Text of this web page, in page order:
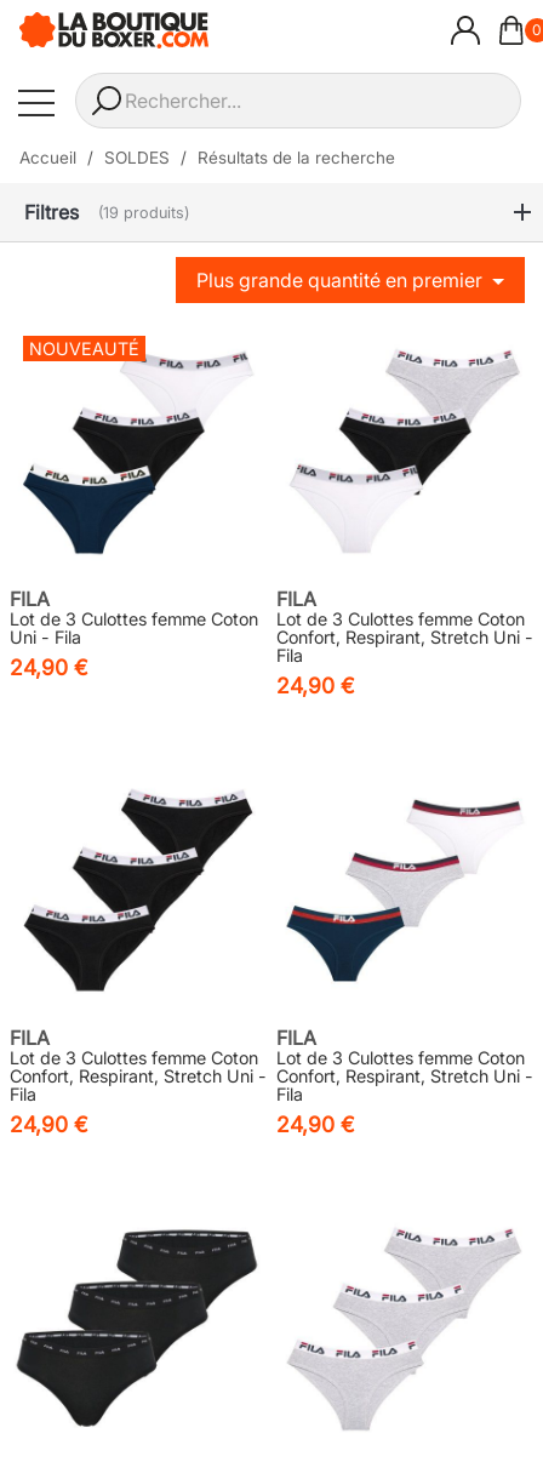
0
Accueil SOLDES Résultats de la recherche
Filtres (19 produits)
Plus grande quantité en premier
NOUVEAUTÉ
FILA
Lot de 3 Culottes femme Coton
Uni - Fila
24,90 €
FILA
Lot de 3 Culottes femme Coton
Confort, Respirant, Stretch Uni -
Fila
24,90 €
FILA
Lot de 3 Culottes femme Coton
Confort, Respirant, Stretch Uni -
Fila
24,90 €
FILA
Lot de 3 Culottes femme Coton
Confort, Respirant, Stretch Uni -
Fila
24,90 €